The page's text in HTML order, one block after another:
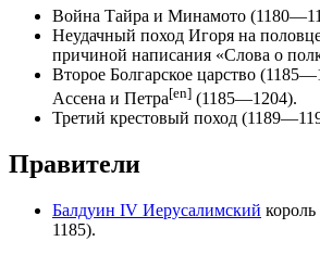
Война Тайра и Минамото
Неудачный поход Игоря на
причиной написания «Слова о
Второе Болгарское царство
Ассена и Петра[en] (1185—1204).
Третий крестовый поход
Правители
Балдуин IV Иерусалимский король
1185).